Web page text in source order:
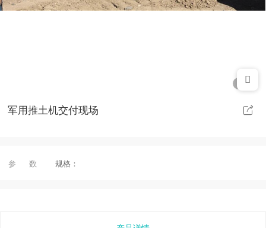
1/1
军用推土机交付现场
参 数 规格：